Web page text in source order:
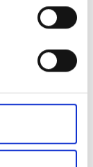
empleados.
y